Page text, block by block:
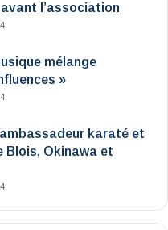
l’association
mélange
»
karaté et
Blois, Okinawa et